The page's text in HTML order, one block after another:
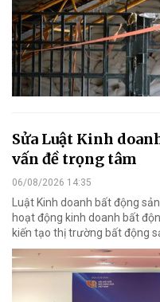
Sửa Luật Kinh
vấn đề trọng tâm
06/08/2026 14:35
Luật Kinh doanh bất động
hoạt động kinh doanh bất
kiến tạo thị trường bất động